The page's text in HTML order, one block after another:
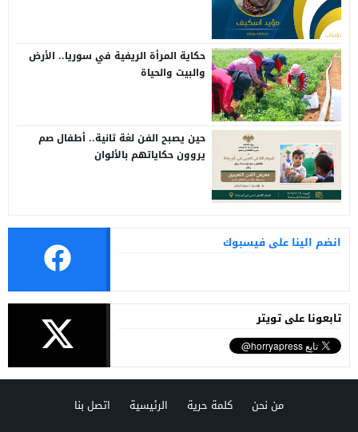
حكاية المرأة الريفية في سوريا.. الأرض
والبيت والحياة
حين يصبح الفن لغة ثانية.. أطفال صم
يروون حكاياتهم بالألوان
انضم الينا على فيسبوك
تابعونا على تويتر
من نحن كلمة حرية الرئيسية اتصل بنا